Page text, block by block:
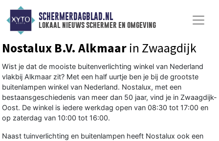
SCHERMERDAGBLAD.NL
lokaal nieuws schermer en omgeving
Nostalux B.V. Alkmaar in Zwaagdijk
Wist je dat de mooiste buitenverlichting winkel van Nederland
vlakbij Alkmaar zit? Met een half uurtje ben je bij de grootste
buitenlampen winkel van Nederland. Nostalux, met een
bestaansgeschiedenis van meer dan 50 jaar, vind je in Zwaagdijk-
Oost. De winkel is iedere werkdag open van 08:30 tot 17:00 en
op zaterdag van 10:00 tot 16:00.
Naast tuinverlichting en buitenlampen heeft Nostalux ook een